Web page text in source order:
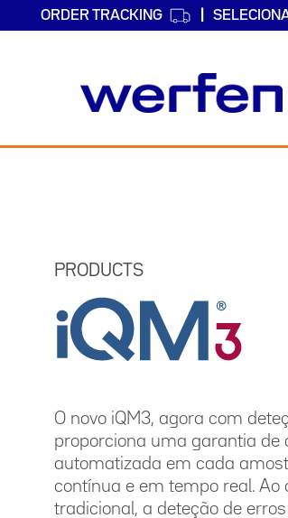
ORDER TRACKING
PRODUCTS
O novo iQM3, agora com
proporciona uma garantia de
automatizada em cada
contínua e em tempo real. Ao
tradicional, a deteção de